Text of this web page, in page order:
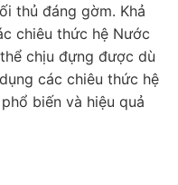
thủ đáng gờm. Khả
chiêu thức hệ Nước
chịu đựng được dù
các chiêu thức hệ
biến và hiệu quả